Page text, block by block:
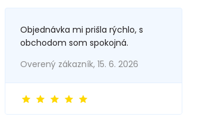
Objednávka mi prišla rýchlo, s
obchodom som spokojná.
Overený zákazník, 15. 6. 2026